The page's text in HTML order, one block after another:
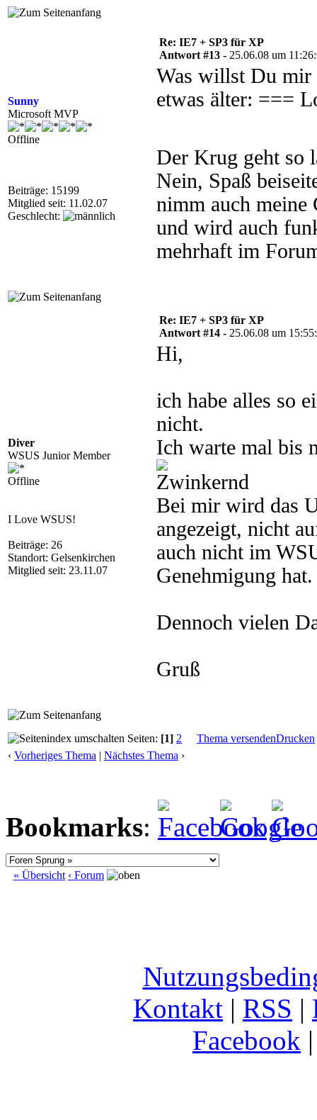
Sunny
Microsoft MVP
Offline
Beiträge: 15199
Mitglied seit: 11.02.07
Geschlecht:
Re: IE7 + SP3 für XP
Antwort #13 - 25.06.08 um
Was willst Du mir
etwas älter: ===
Der Krug geht so
Nein, Spaß
nimm auch meine
und wird auch
mehrhaft im
Diver
WSUS Junior Member
Offline
I Love WSUS!
Beiträge: 26
Standort: Gelsenkirchen
Mitglied seit: 23.11.07
Re: IE7 + SP3 für XP
Antwort #14 - 25.06.08 um
Hi,
ich habe alles so
nicht.
Ich warte mal bis
Bei mir wird das
angezeigt, nicht
auch nicht im
Genehmigung hat.
Dennoch vielen
Gruß
Seiten: [1] 2 Thema versendenDrucken
‹ Vorheriges Thema | Nächstes Thema ›
Bookmarks:
« Übersicht ‹ Forum
Kontakt | RSS |
Facebook